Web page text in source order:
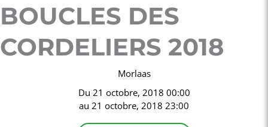
BOUCLES DES
CORDELIERS 2018
Morlaas
Du 21 octobre, 2018 00:00
au 21 octobre, 2018 23:00